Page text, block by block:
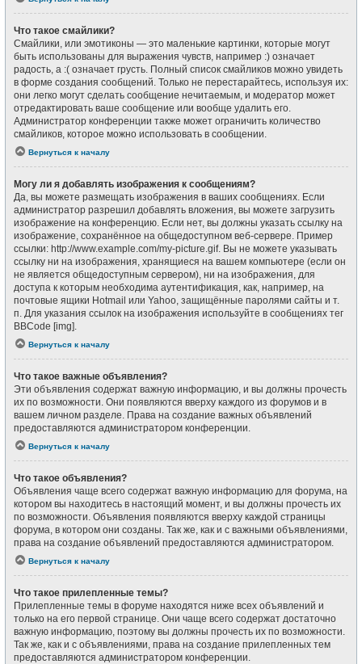
Что такое смайлики?
Смайлики, или эмотиконы — это маленькие картинки, которые могут
быть использованы для выражения чувств, например :) означает
радость, а :( означает грусть. Полный список смайликов можно увидеть
в форме создания сообщений. Только не перестарайтесь, используя их:
они легко могут сделать сообщение нечитаемым, и модератор может
отредактировать ваше сообщение или вообще удалить его.
Администратор конференции также может ограничить количество
смайликов, которое можно использовать в сообщении.
Вернуться к началу
Могу ли я добавлять изображения к сообщениям?
Да, вы можете размещать изображения в ваших сообщениях. Если
администратор разрешил добавлять вложения, вы можете загрузить
изображение на конференцию. Если нет, вы должны указать ссылку на
изображение, сохранённое на общедоступном веб-сервере. Пример
ссылки: http://www.example.com/my-picture.gif. Вы не можете указывать
ссылку ни на изображения, хранящиеся на вашем компьютере (если он
не является общедоступным сервером), ни на изображения, для
доступа к которым необходима аутентификация, как, например, на
почтовые ящики Hotmail или Yahoo, защищённые паролями сайты и т.
п. Для указания ссылок на изображения используйте в сообщениях тег
BBCode [img].
Вернуться к началу
Что такое важные объявления?
Эти объявления содержат важную информацию, и вы должны прочесть
их по возможности. Они появляются вверху каждого из форумов и в
вашем личном разделе. Права на создание важных объявлений
предоставляются администратором конференции.
Вернуться к началу
Что такое объявления?
Объявления чаще всего содержат важную информацию для форума, на
котором вы находитесь в настоящий момент, и вы должны прочесть их
по возможности. Объявления появляются вверху каждой страницы
форума, в котором они созданы. Так же, как и с важными объявлениями,
права на создание объявлений предоставляются администратором.
Вернуться к началу
Что такое прилепленные темы?
Прилепленные темы в форуме находятся ниже всех объявлений и
только на его первой странице. Они чаще всего содержат достаточно
важную информацию, поэтому вы должны прочесть их по возможности.
Так же, как и с объявлениями, права на создание прилепленных тем
предоставляются администратором конференции.